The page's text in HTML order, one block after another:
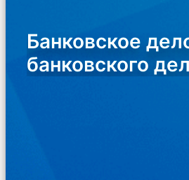
Банковское
банковского